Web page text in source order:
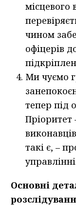
місцевого
чином
офіцерів
Ми чуємо
тепер під
Пріоритет
такі є, –
Основні